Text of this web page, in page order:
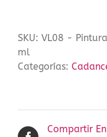
150
cantidad
SKU: VL08 - Pintura
ml
Categorías:
Compartir En